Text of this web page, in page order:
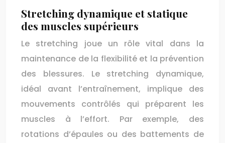
Stretching dynamique et statique
des muscles supérieurs
Le stretching joue un rôle vital dans la
maintenance de la flexibilité et la prévention
des blessures. Le stretching dynamique,
idéal avant l’entraînement, implique des
mouvements contrôlés qui préparent les
muscles à l’effort. Par exemple, des
rotations d’épaules ou des battements de